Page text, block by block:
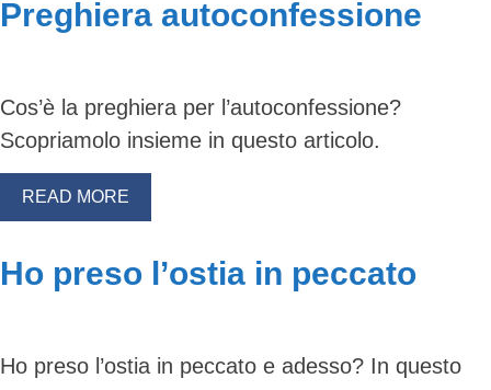
Preghiera autoconfessione
Cos’è la preghiera per l’autoconfessione?
Scopriamolo insieme in questo articolo.
READ MORE
Ho preso l’ostia in peccato
Ho preso l’ostia in peccato e adesso? In questo